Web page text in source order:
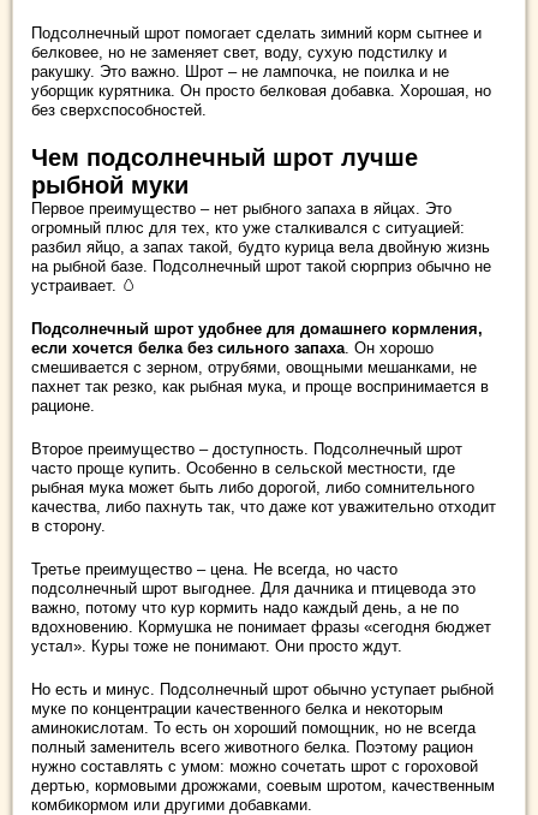
Подсолнечный шрот помогает сделать зимний корм сытнее и
белковее, но не заменяет свет, воду, сухую подстилку и
ракушку. Это важно. Шрот – не лампочка, не поилка и не
уборщик курятника. Он просто белковая добавка. Хорошая, но
без сверхспособностей.
Чем подсолнечный шрот лучше
рыбной муки
Первое преимущество – нет рыбного запаха в яйцах. Это
огромный плюс для тех, кто уже сталкивался с ситуацией:
разбил яйцо, а запах такой, будто курица вела двойную жизнь
на рыбной базе. Подсолнечный шрот такой сюрприз обычно не
устраивает. 🥚
Подсолнечный шрот удобнее для домашнего кормления,
если хочется белка без сильного запаха . Он хорошо
смешивается с зерном, отрубями, овощными мешанками, не
пахнет так резко, как рыбная мука, и проще воспринимается в
рационе.
Второе преимущество – доступность. Подсолнечный шрот
часто проще купить. Особенно в сельской местности, где
рыбная мука может быть либо дорогой, либо сомнительного
качества, либо пахнуть так, что даже кот уважительно отходит
в сторону.
Третье преимущество – цена. Не всегда, но часто
подсолнечный шрот выгоднее. Для дачника и птицевода это
важно, потому что кур кормить надо каждый день, а не по
вдохновению. Кормушка не понимает фразы «сегодня бюджет
устал». Куры тоже не понимают. Они просто ждут.
Но есть и минус. Подсолнечный шрот обычно уступает рыбной
муке по концентрации качественного белка и некоторым
аминокислотам. То есть он хороший помощник, но не всегда
полный заменитель всего животного белка. Поэтому рацион
нужно составлять с умом: можно сочетать шрот с гороховой
дертью, кормовыми дрожжами, соевым шротом, качественным
комбикормом или другими добавками.